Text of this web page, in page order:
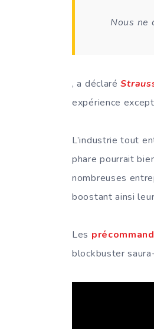
Nous ne
, a déclaré
expérience
L’industrie tout
phare pourrait
nombreuses
boostant ainsi
Les
blockbuster